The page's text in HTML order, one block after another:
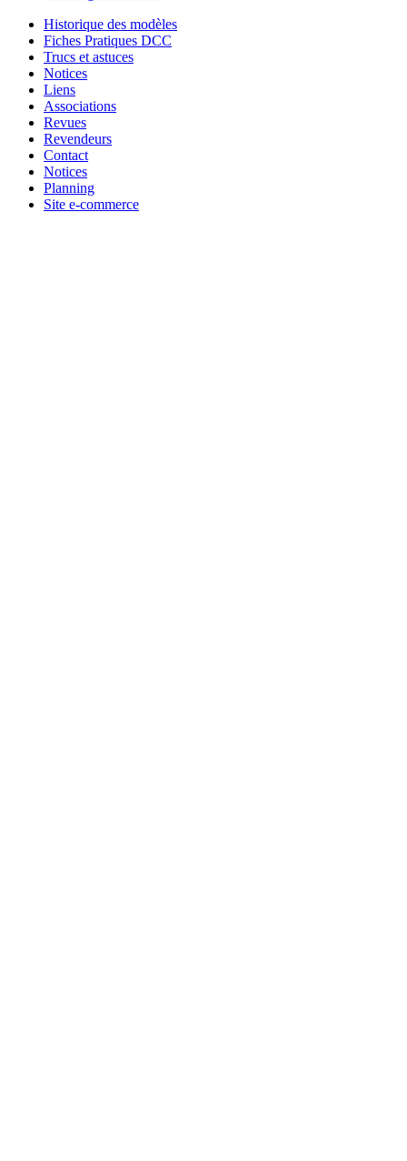
Historique des modèles
Fiches Pratiques DCC
Trucs et astuces
Notices
Liens
Associations
Revues
Revendeurs
Contact
Notices
Planning
Site e-commerce